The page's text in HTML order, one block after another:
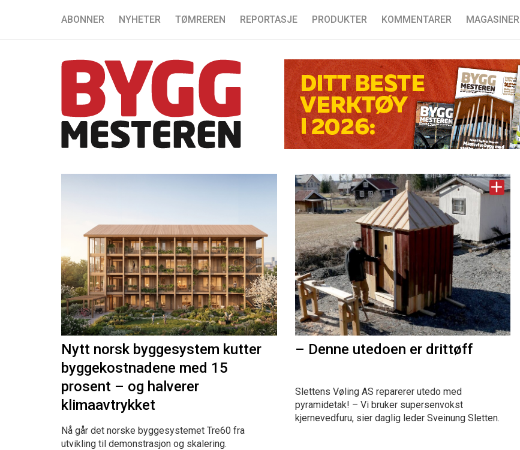
ABONNER NYHETER TØMREREN REPORTASJE PRODUKTER KOMMENTARER MAGASINER
Nytt norsk byggesystem kutter
byggekostnadene med 15
prosent – og halverer
klimaavtrykket
Nå går det norske byggesystemet Tre60 fra
utvikling til demonstrasjon og skalering.
– Denne utedoen er drittøff
Slettens Vøling AS reparerer utedo med
pyramidetak! – Vi bruker supersenvokst
kjernevedfuru, sier daglig leder Sveinung Sletten.